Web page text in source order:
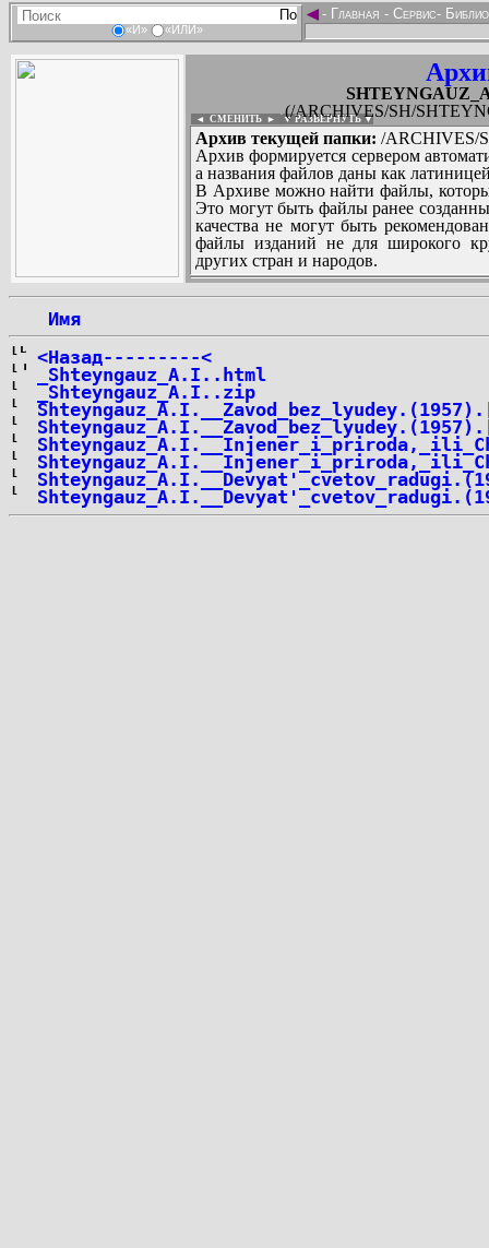
«И» «ИЛИ»
◄- Главная - Сервис-
(/ARCHIVES/SH/
◄ СМЕНИТЬ ► ▼ РАЗВЕРНУТЬ ▼
Архив текущей папки: /ARCHIVES/
Архив формируется сервером
а названия файлов даны как
В Архиве можно найти файлы,
Это могут быть файлы ранее
качества не могут быть
файлы изданий не для широкого
других стран и народов.
Имя
<Назад---------<
_Shteyngauz_A.I..html
_Shteyngauz_A.I..zip